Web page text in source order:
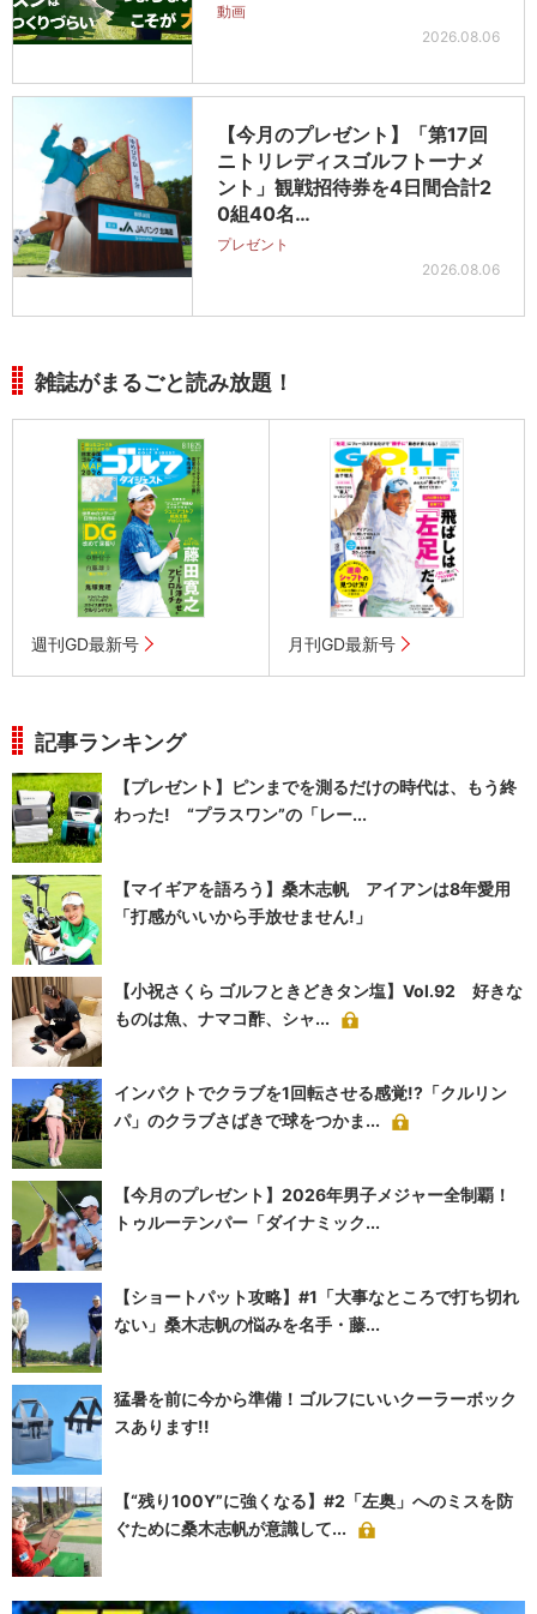
動画
2026.08.06
【今月のプレゼント】「第17回
ニトリレディスゴルフトーナメ
ント」観戦招待券を4日間合計2
0組40名…
プレゼント
2026.08.06
雑誌がまるごと読み放題！
週刊GD最新号 月刊GD最新号
記事ランキング
【プレゼント】ピンまでを測るだけの時代は、もう終
わった! “プラスワン”の「レー...
【マイギアを語ろう】桑木志帆 アイアンは8年愛用
「打感がいいから手放せません!」
【小祝さくら ゴルフときどきタン塩】Vol.92 好きな
ものは魚、ナマコ酢、シャ...
インパクトでクラブを1回転させる感覚!?「クルリン
パ」のクラブさばきで球をつかま...
【今月のプレゼント】2026年男子メジャー全制覇！
トゥルーテンパー「ダイナミック...
【ショートパット攻略】#1「大事なところで打ち切れ
ない」桑木志帆の悩みを名手・藤...
猛暑を前に今から準備！ゴルフにいいクーラーボック
スあります!!
【“残り100Y”に強くなる】#2「左奥」へのミスを防
ぐために桑木志帆が意識して...